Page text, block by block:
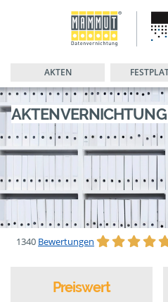
AKTEN
1340 Bewertungen
Preiswert